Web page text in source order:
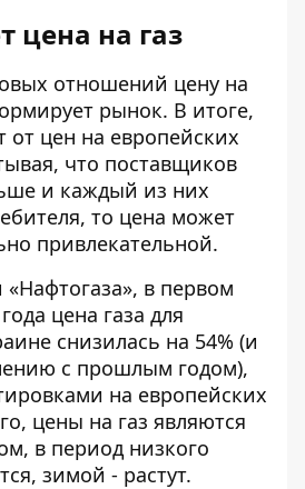
цена на газ
отношений цену на
рынок. В итоге,
от цен на европейских
что поставщиков
и каждый из них
то цена может
привлекательной.
в первом
цена газа для
снизилась на 54% (и
с прошлым годом),
на европейских
цены на газ являются
в период низкого
зимой - растут.